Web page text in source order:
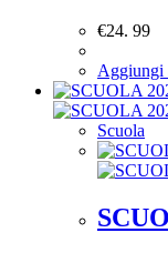
€24. 99
Aggiungi
Scuola